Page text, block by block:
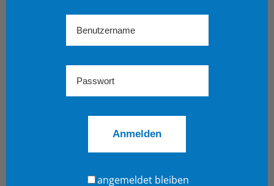
angemeldet bleiben